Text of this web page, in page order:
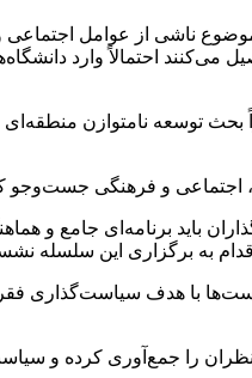
ناشی از عوامل اجتماعی
احتمالاً وارد
توسعه نامتوازن منطقه‌ای
اجتماعی و فرهنگی جست‌وجو
باید برنامه‌ای جامع و
به برگزاری این سلسله
با هدف سیاست‌گذاری
را جمع‌آوری کرده و